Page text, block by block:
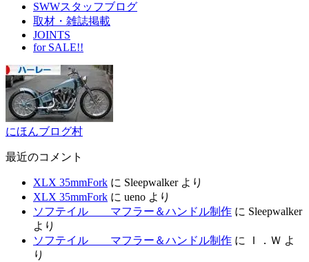
SWWスタッフブログ
取材・雑誌掲載
JOINTS
for SALE!!
にほんブログ村
最近のコメント
XLX 35mmFork に Sleepwalkerより
XLX 35mmFork に ueno より
ソフテイル マフラー＆ハンドル制作 に Sleepwalker
より
ソフテイル マフラー＆ハンドル制作 に Ｉ．Ｗ よ
り